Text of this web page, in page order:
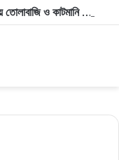
“তিন মাসে আবহাওয়া বদলাচ্ছে!” মিলন মেলায় তোলাবাজি ও কাটমানি নিয়ে কড়া হুঙ্কার মুখ্যমন্ত্রীর